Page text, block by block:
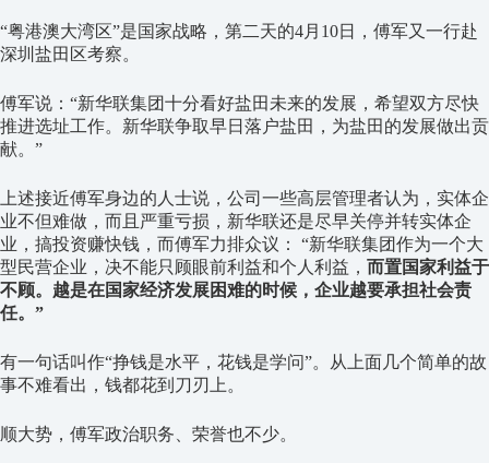
“粤港澳大湾区”是国家战略，第二天的4月10日，傅军又一行赴
深圳盐田区考察。
傅军说：“新华联集团十分看好盐田未来的发展，希望双方尽快
推进选址工作。新华联争取早日落户盐田，为盐田的发展做出贡
献。”
上述接近傅军身边的人士说，公司一些高层管理者认为，实体企
业不但难做，而且严重亏损，新华联还是尽早关停并转实体企
业，搞投资赚快钱，而傅军力排众议： “新华联集团作为一个大
型民营企业，决不能只顾眼前利益和个人利益， 而置国家利益于
不顾。越是在国家经济发展困难的时候，企业越要承担社会责
任。”
有一句话叫作“挣钱是水平，花钱是学问”。从上面几个简单的故
事不难看出，钱都花到刀刃上。
顺大势，傅军政治职务、荣誉也不少。